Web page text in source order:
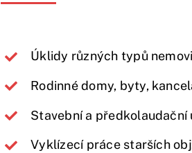
Úklidy různých typů
Rodinné domy, byty,
Stavební a předkolaudační
Vyklízecí práce starších